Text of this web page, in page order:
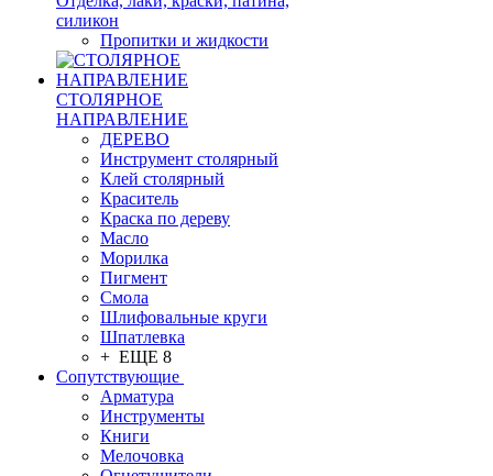
силикон
Пропитки и жидкости
СТОЛЯРНОЕ
НАПРАВЛЕНИЕ
ДЕРЕВО
Инструмент столярный
Клей столярный
Краситель
Краска по дереву
Масло
Морилка
Пигмент
Смола
Шлифовальные круги
Шпатлевка
+ ЕЩЕ 8
Сопутствующие
Арматура
Инструменты
Книги
Мелочовка